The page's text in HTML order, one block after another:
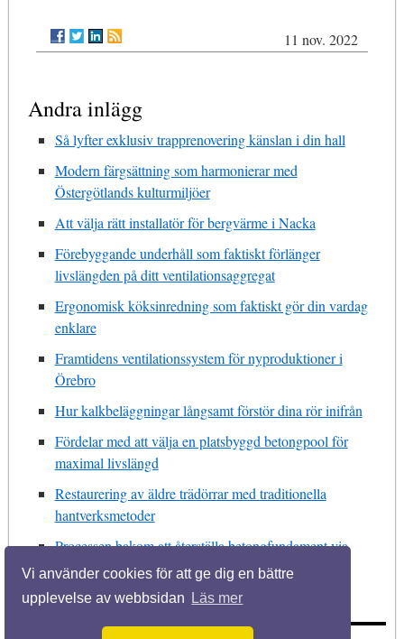
Vi använder cookies för att ge dig en bättre
upplevelse av webbsidan
Läs mer
11 nov. 2022
Andra inlägg
Så lyfter exklusiv trapprenovering känslan i din hall
Modern färgsättning som harmonierar med
Östergötlands kulturmiljöer
Att välja rätt installatör för bergvärme i Nacka
Förebyggande underhåll som faktiskt förlänger
livslängden på ditt ventilationsaggregat
Ergonomisk köksinredning som faktiskt gör din vardag
enklare
Framtidens ventilationssystem för nyproduktioner i
Örebro
Hur kalkbeläggningar långsamt förstör dina rör inifrån
Fördelar med att välja en platsbyggd betongpool för
maximal livslängd
Restaurering av äldre trädörrar med traditionella
hantverksmetoder
Processen bakom att återställa betongfundament via
injektering